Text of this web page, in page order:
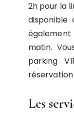
2h pour la
disponible
matin.
parking
réservation
Les